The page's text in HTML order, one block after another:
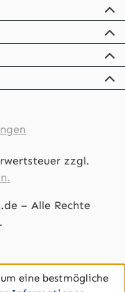
zzgl.
– Alle Rechte
eine bestmögliche